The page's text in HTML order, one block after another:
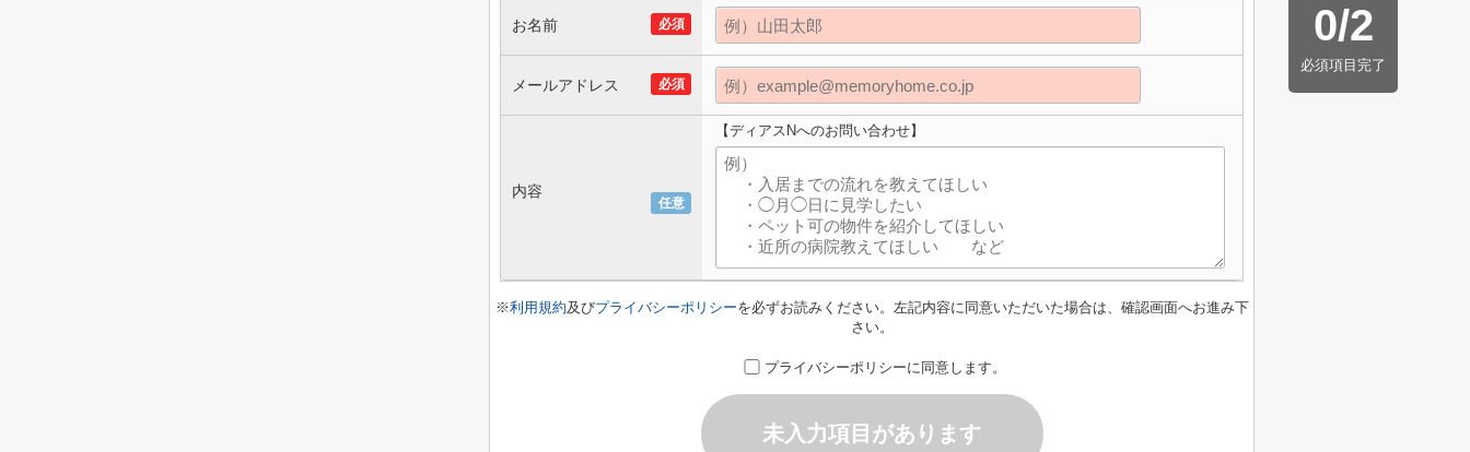
0/2
必須項目完了
必須
お名前
必須
メールアドレス
任意
内容
【ディアスNへのお問い合わせ】
※利用規約及びプライバシーポリシーを必ずお読みください。左記内容に同意いただいた場合は、確認画面へお進み下
さい。
プライバシーポリシーに同意します。
未入力項目があります